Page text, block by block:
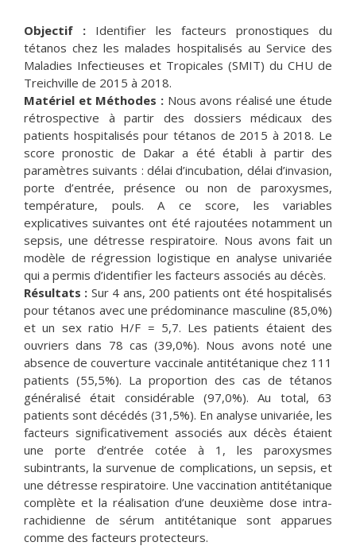
Objectif : Identifier les facteurs pronostiques du
tétanos chez les malades hospitalisés au Service des
Maladies Infectieuses et Tropicales (SMIT) du CHU de
Treichville de 2015 à 2018.
Matériel et Méthodes :Nous avons réalisé une étude
rétrospective à partir des dossiers médicaux des
patients hospitalisés pour tétanos de 2015 à 2018. Le
score pronostic de Dakar a été établi à partir des
paramètres suivants : délai d’incubation, délai d’invasion,
porte d’entrée, présence ou non de paroxysmes,
température, pouls. A ce score, les variables
explicatives suivantes ont été rajoutées notamment un
sepsis, une détresse respiratoire. Nous avons fait un
modèle de régression logistique en analyse univariée
qui a permis d’identifier les facteurs associés au décès.
Résultats : Sur 4 ans, 200 patients ont été hospitalisés
pour tétanos avec une prédominance masculine (85,0%)
et un sex ratio H/F = 5,7. Les patients étaient des
ouvriers dans 78 cas (39,0%). Nous avons noté une
absence de couverture vaccinale antitétanique chez 111
patients (55,5%). La proportion des cas de tétanos
généralisé était considérable (97,0%). Au total, 63
patients sont décédés (31,5%). En analyse univariée, les
facteurs significativement associés aux décès étaient
une porte d’entrée cotée à 1, les paroxysmes
subintrants, la survenue de complications, un sepsis, et
une détresse respiratoire. Une vaccination antitétanique
complète et la réalisation d’une deuxième dose intra-
rachidienne de sérum antitétanique sont apparues
comme des facteurs protecteurs.